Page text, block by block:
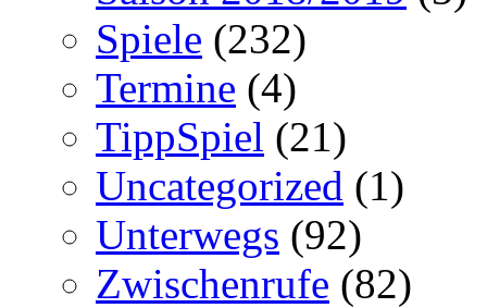
Spiele (232)
Termine (4)
TippSpiel (21)
Uncategorized (1)
Unterwegs (92)
Zwischenrufe (82)